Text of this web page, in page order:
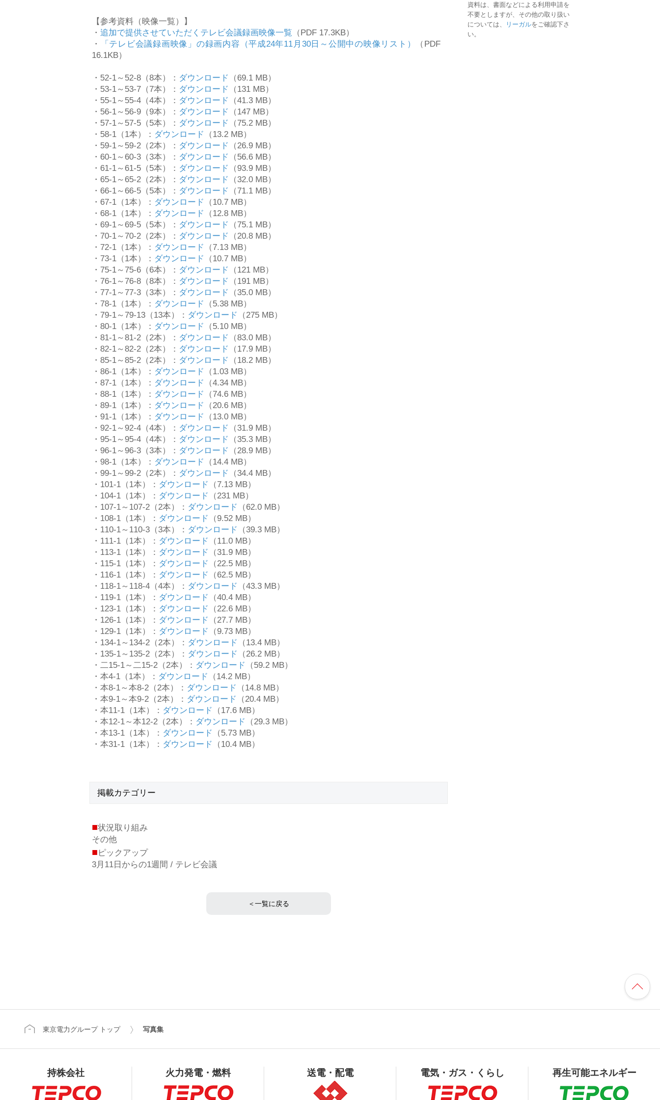
【参考資料（映像一覧）】
・ 追加で提供させていただくテレビ会議録画映像一覧 （PDF 17.3KB）
・
「テレビ会議録画映像」の録画内容（平成24年11月30日～公開中の映像リスト）
（PDF
16.1KB）
・52-1～52-8（8本）： ダウンロード
（69.1 MB）
・53-1～53-7（7本）： ダウンロード
（131 MB）
・55-1～55-4（4本）： ダウンロード
（41.3 MB）
・56-1～56-9（9本）： ダウンロード
（147 MB）
・57-1～57-5（5本）： ダウンロード
（75.2 MB）
・58-1（1本）： ダウンロード
（13.2 MB）
・59-1～59-2（2本）： ダウンロード
（26.9 MB）
・60-1～60-3（3本）： ダウンロード
（56.6 MB）
・61-1～61-5（5本）： ダウンロード
（93.9 MB）
・65-1～65-2（2本）： ダウンロード
（32.0 MB）
・66-1～66-5（5本）： ダウンロード
（71.1 MB）
・67-1（1本）： ダウンロード
（10.7 MB）
・68-1（1本）： ダウンロード
（12.8 MB）
・69-1～69-5（5本）： ダウンロード
（75.1 MB）
・70-1～70-2（2本）： ダウンロード
（20.8 MB）
・72-1（1本）： ダウンロード
（7.13 MB）
・73-1（1本）： ダウンロード
（10.7 MB）
・75-1～75-6（6本）： ダウンロード
（121 MB）
・76-1～76-8（8本）： ダウンロード
（191 MB）
・77-1～77-3（3本）： ダウンロード
（35.0 MB）
・78-1（1本）： ダウンロード
（5.38 MB）
・79-1～79-13（13本）： ダウンロード
（275 MB）
・80-1（1本）： ダウンロード
（5.10 MB）
・81-1～81-2（2本）： ダウンロード
（83.0 MB）
・82-1～82-2（2本）： ダウンロード
（17.9 MB）
・85-1～85-2（2本）： ダウンロード
（18.2 MB）
・86-1（1本）： ダウンロード
（1.03 MB）
・87-1（1本）： ダウンロード
（4.34 MB）
・88-1（1本）： ダウンロード
（74.6 MB）
・89-1（1本）： ダウンロード
（20.6 MB）
・91-1（1本）： ダウンロード
（13.0 MB）
・92-1～92-4（4本）： ダウンロード
（31.9 MB）
・95-1～95-4（4本）： ダウンロード
（35.3 MB）
・96-1～96-3（3本）： ダウンロード
（28.9 MB）
・98-1（1本）： ダウンロード
（14.4 MB）
・99-1～99-2（2本）： ダウンロード
（34.4 MB）
・101-1（1本）： ダウンロード
（7.13 MB）
・104-1（1本）： ダウンロード
（231 MB）
・107-1～107-2（2本）： ダウンロード
（62.0 MB）
・108-1（1本）： ダウンロード
（9.52 MB）
・110-1～110-3（3本）： ダウンロード
（39.3 MB）
・111-1（1本）： ダウンロード
（11.0 MB）
・113-1（1本）： ダウンロード
（31.9 MB）
・115-1（1本）： ダウンロード
（22.5 MB）
・116-1（1本）： ダウンロード
（62.5 MB）
・118-1～118-4（4本）： ダウンロード
（43.3 MB）
・119-1（1本）： ダウンロード
（40.4 MB）
・123-1（1本）： ダウンロード
（22.6 MB）
・126-1（1本）： ダウンロード
（27.7 MB）
・129-1（1本）： ダウンロード
（9.73 MB）
・134-1～134-2（2本）： ダウンロード
（13.4 MB）
・135-1～135-2（2本）： ダウンロード
（26.2 MB）
・二15-1～二15-2（2本）： ダウンロード
（59.2 MB）
・本4-1（1本）： ダウンロード
（14.2 MB）
・本8-1～本8-2（2本）： ダウンロード
（14.8 MB）
・本9-1～本9-2（2本）： ダウンロード
（20.4 MB）
・本11-1（1本）： ダウンロード
（17.6 MB）
・本12-1～本12-2（2本）： ダウンロード
（29.3 MB）
・本13-1（1本）： ダウンロード
（5.73 MB）
・本31-1（1本）： ダウンロード （10.4 MB）
掲載カテゴリー
■状況取り組み
その他
■ ピックアップ
3月11日からの1週間 / テレビ会議
＜一覧に戻る
資料は、書面などによる利用申請を
不要としますが、その他の取り扱い
については、
リーガルをご確認下さ
い。
東京電力グループ トップ 写真集
持株会社 火力発電・燃料 送電・配電 電気・ガス・くらし 再生可能エネルギー